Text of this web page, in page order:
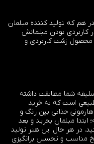
هم که تولید کننده مبلمان
کاربردی بودن مبلمانش
زشت کاربردی و
سلیقه شما مطابقت داشته
است که به خرید
جذابی بین رنگ و
مبلمان بخرید و بعد
در هر حال این هنر تولید
مناسب و تحسین برانگیزی